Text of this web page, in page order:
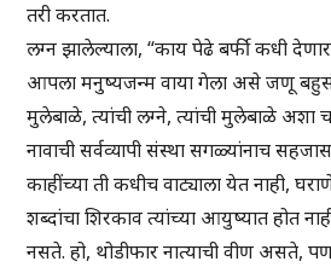
तरी करतात.
लग्न झालेल्याला, “काय पेढे बर्फी कधी
आपला मनुष्यजन्म वाया गेला असे जणू
मुलेबाळे, त्यांची लग्ने, त्यांची मुलेबाळे अशा
नावाची सर्वव्यापी संस्था सगळ्यांनाच
काहींच्या ती कधीच वाट्याला येत नाही,
शब्दांचा शिरकाव त्यांच्या आयुष्यात होत
नसते. हो, थोडीफार नात्याची वीण असते,